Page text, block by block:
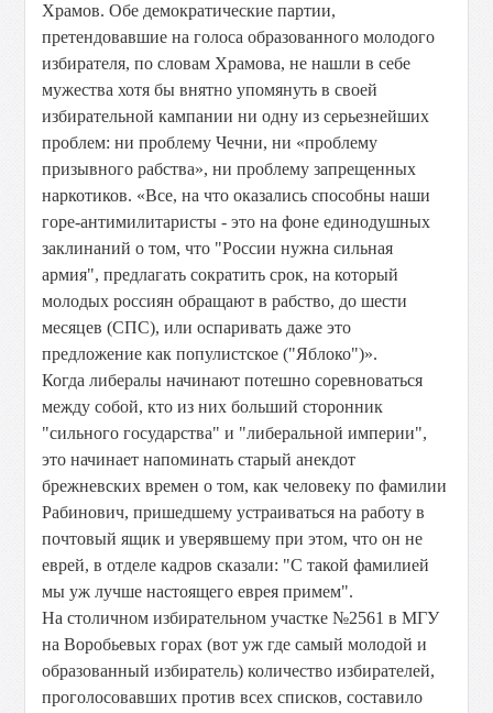
Храмов. Обе демократические партии,
претендовавшие на голоса образованного молодого
избирателя, по словам Храмова, не нашли в себе
мужества хотя бы внятно упомянуть в своей
избирательной кампании ни одну из серьезнейших
проблем: ни проблему Чечни, ни «проблему
призывного рабства», ни проблему запрещенных
наркотиков. «Все, на что оказались способны наши
горе-антимилитаристы - это на фоне единодушных
заклинаний о том, что "России нужна сильная
армия", предлагать сократить срок, на который
молодых россиян обращают в рабство, до шести
месяцев (СПС), или оспаривать даже это
предложение как популистское ("Яблоко")».
Когда либералы начинают потешно соревноваться
между собой, кто из них больший сторонник
"сильного государства" и "либеральной империи",
это начинает напоминать старый анекдот
брежневских времен о том, как человеку по фамилии
Рабинович, пришедшему устраиваться на работу в
почтовый ящик и уверявшему при этом, что он не
еврей, в отделе кадров сказали: "С такой фамилией
мы уж лучше настоящего еврея примем".
На столичном избирательном участке №2561 в МГУ
на Воробьевых горах (вот уж где самый молодой и
образованный избиратель) количество избирателей,
проголосовавших против всех списков, составило